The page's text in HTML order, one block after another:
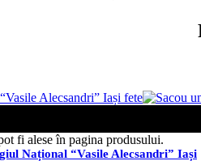
fi alese în pagina produsului.
Național “Vasile Alecsandri” Iași